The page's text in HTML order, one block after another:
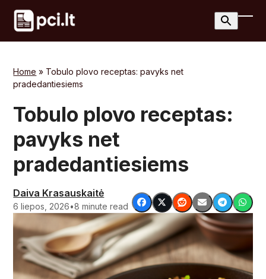
Skip
content
Home » Tobulo plovo receptas: pavyks net
pradedantiesiems
Tobulo plovo receptas:
pavyks net
pradedantiesiems
Daiva Krasauskaitė
6 liepos, 2026•8 minute read